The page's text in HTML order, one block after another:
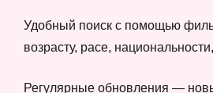
Удобный поиск с помощью
возрасту, расе,
Регулярные обновления —